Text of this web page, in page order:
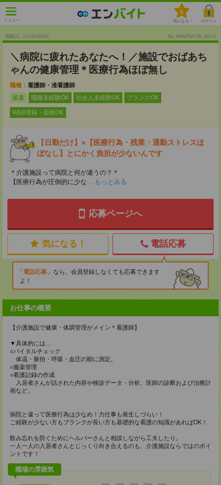
メニュー
0
気になる！ ログイン
掲載日 :2026/08/01 No.NKNTNY36_BD-2
＼病院に疲れたあなたへ！／施設でおばあち
ゃんの健康管理＊医療行為ほぼ無し
職種： 看護師・准看護師
派遣
職種未経験OK 社会人未経験OK ブランクOK
WEB登録・面接OK
【日勤だけ】×【医療行為・残業・通勤ストレスほ
ぼなし】とにかく負担が少ないんです
＊介護施設って病院と何が違うの？＊
【医療行為が圧倒的に少な ...もっとみる
応募ページへ
気になる！ 電話応募
電話応募
なら、会員登録しなくても応募できます
よ！
お仕事の概要
【介護施設で健康・体調管理がメイン＊看護師】
▼具体的には…
○バイタルチェック
体温・脈拍・呼吸・血圧の順に測定。
○服薬管理
○看護記録の作成
入居者さんが話された内容や検診データ・分析、医師の診断および治療計
画など。
病院と違って医療行為は少なめ！力仕事も発生しづらい！
ご経験が少ない方もブランクが長い方も基礎的な看護の知識があればOK！
飲み忘れを防ぐためにヘルパーさんと相談しながら工夫したり。
一人一人の入居者さんとじっくり向き合えるのも、介護施設ならではのポイ
ントです！
職場の雰囲気